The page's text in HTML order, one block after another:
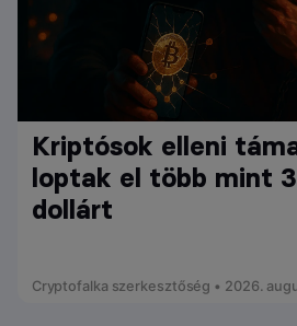
Kriptósok elleni
loptak el több mint
dollárt
Cryptofalka szerkesztőség • 2026.